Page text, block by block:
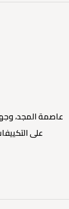
عاصمة المجد،
على